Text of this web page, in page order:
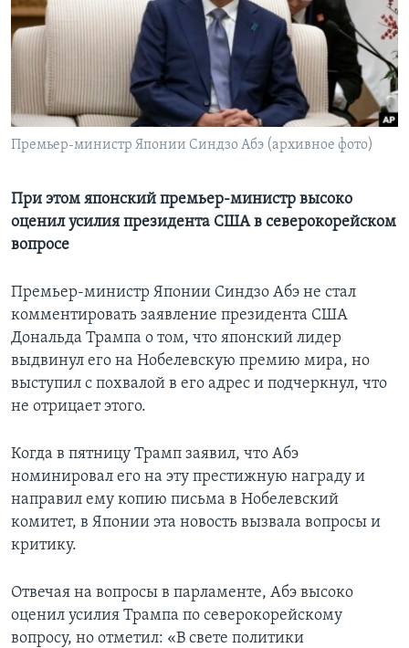
Learning English
СОЦИАЛЬНЫЕ СЕТИ
Премьер-министр Японии Синдзо Абэ (архивное фото)
При этом японский премьер-министр высоко
оценил усилия президента США в северокорейском
вопросе
Премьер-министр Японии Синдзо Абэ не стал
комментировать заявление президента США
Дональда Трампа о том, что японский лидер
выдвинул его на Нобелевскую премию мира, но
выступил с похвалой в его адрес и подчеркнул, что
не отрицает этого.
Когда в пятницу Трамп заявил, что Абэ
номинировал его на эту престижную награду и
направил ему копию письма в Нобелевский
комитет, в Японии эта новость вызвала вопросы и
критику.
Отвечая на вопросы в парламенте, Абэ высоко
оценил усилия Трампа по северокорейскому
вопросу, но отметил: «В свете политики